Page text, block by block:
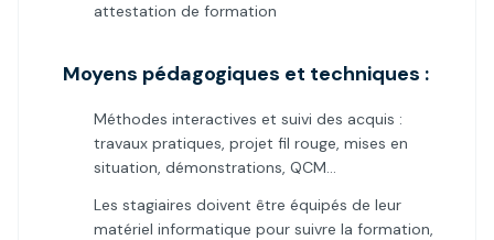
attestation de formation
Moyens pédagogiques et techniques :
Méthodes interactives et suivi des acquis :
travaux pratiques, projet fil rouge, mises en
situation, démonstrations, QCM…
Les stagiaires doivent être équipés de leur
matériel informatique pour suivre la formation,